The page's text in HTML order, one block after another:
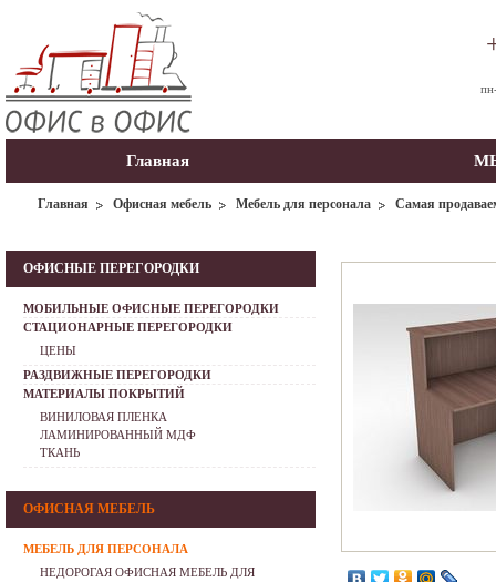
Главная
Главная Офисная мебель Мебель для персонала Самая
ОФИСНЫЕ ПЕРЕГОРОДКИ
МОБИЛЬНЫЕ ОФИСНЫЕ ПЕРЕГОРОДКИ
СТАЦИОНАРНЫЕ ПЕРЕГОРОДКИ
ЦЕНЫ
РАЗДВИЖНЫЕ ПЕРЕГОРОДКИ
МАТЕРИАЛЫ ПОКРЫТИЙ
ВИНИЛОВАЯ ПЛЕНКА
ЛАМИНИРОВАННЫЙ МДФ
ТКАНЬ
ОФИСНАЯ МЕБЕЛЬ
МЕБЕЛЬ ДЛЯ ПЕРСОНАЛА
НЕДОРОГАЯ ОФИСНАЯ МЕБЕЛЬ ДЛЯ